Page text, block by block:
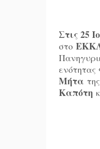
Στις 25
στο
ενότητας
Μήτα
Καπότη